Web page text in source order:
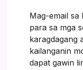
Mag-email
para sa mga
karagdagang
kailanganin
dapat gawin